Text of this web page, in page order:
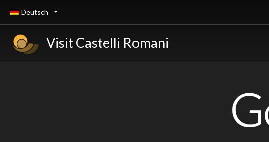
Deutsch
Visit Castelli Romani